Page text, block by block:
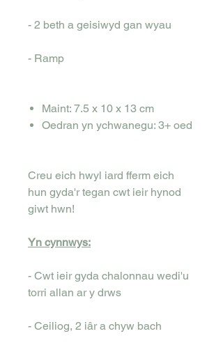
- 2 beth a geisiwyd gan wyau
- Ramp
Maint: 7.5 x 10 x 13 cm
Oedran yn ychwanegu: 3+ oed
Creu eich hwyl iard fferm eich
hun gyda'r tegan cwt ieir hynod
giwt hwn!
Yn cynnwys:
- Cwt ieir gyda chalonnau wedi'u
torri allan ar y drws
- Ceiliog, 2 iâr a chyw bach